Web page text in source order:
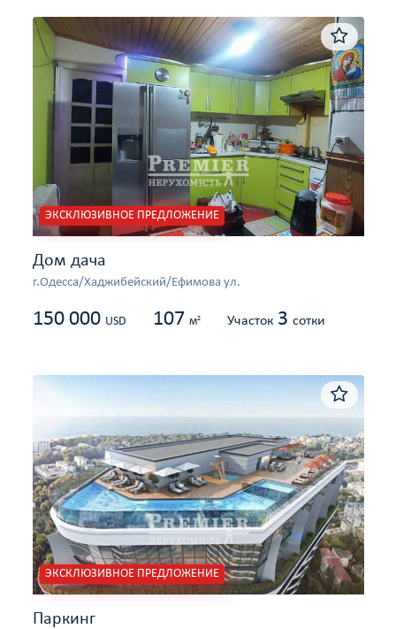
ЭКСКЛЮЗИВНОЕ ПРЕДЛОЖЕНИЕ
Дом дача
г.Одесса/Хаджибейский/Ефимова ул.
150 000 USD 107 м2 Участок 3 сотки
ЭКСКЛЮЗИВНОЕ ПРЕДЛОЖЕНИЕ
Паркинг